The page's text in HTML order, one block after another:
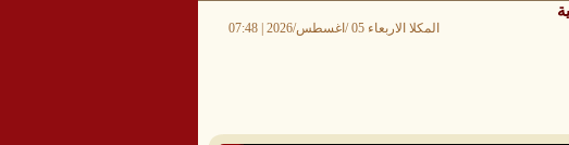
المكلا الاربعاء 05 /اغسطس/2026 | 07:48